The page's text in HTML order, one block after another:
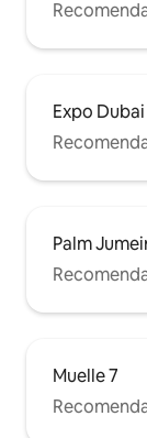
Expo
Palm
Muelle 7